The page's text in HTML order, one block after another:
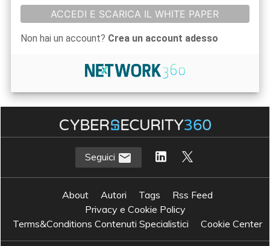
ACCEDI E SCARICA IL WHITE PAPER
Non hai un account? Crea un account adesso
Seguici
About Autori Tags
Rss Feed
Privacy e Cookie Policy
Terms&Conditions Contenuti Specialistici
Cookie Center